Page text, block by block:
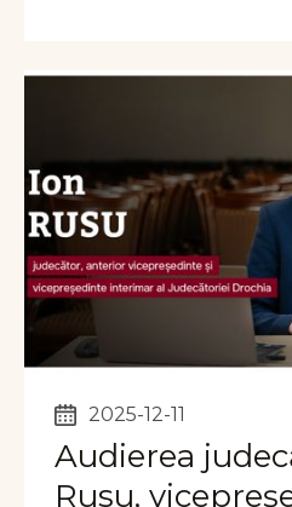
2025-12-11
Audierea
Rusu,